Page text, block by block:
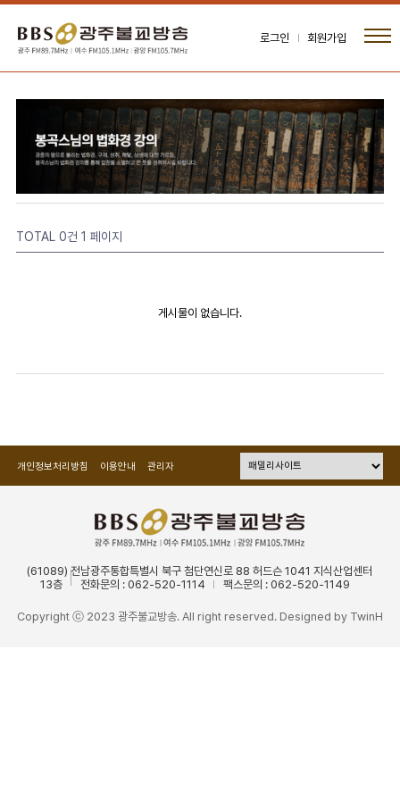
로그인 회원가입
TOTAL 0건 1 페이지
게시물이 없습니다.
개인정보처리방침 이용안내 관리자
(61089) 전남광주통합특별시 북구 첨단연신로 88 허드슨 1041 지식산업센터
13층
전화문의 : 062-520-1114 팩스문의 : 062-520-1149
Copyright ⓒ 2023 광주불교방송. All right reserved. Designed by TwinH